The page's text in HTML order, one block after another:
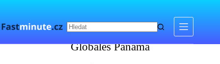
Globales Panama
Globales Panama